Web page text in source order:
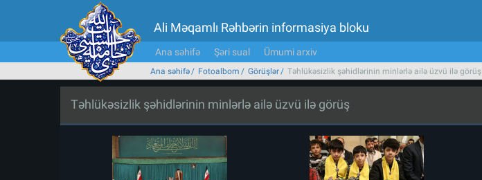
Ali Məqamlı Rəhbərin informasiya bloku
Ana səhifə Şəri sual Ümumi arxiv
Ana səhifə Fotoalbom Görüşlər Təhlükəsizlik şəhidlərinin minlərlə ailə üzvü ilə görüş
Təhlükəsizlik şəhidlərinin minlərlə ailə üzvü ilə görüş